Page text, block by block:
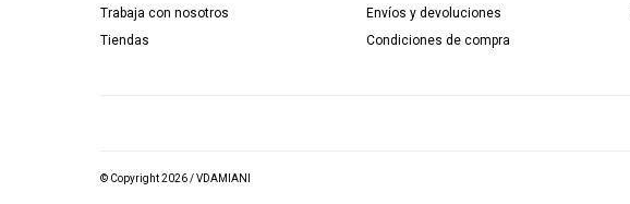
Trabaja con nosotros
Tiendas
Envíos y devoluciones
Condiciones de compra
© Copyright 2026 / VDAMIANI